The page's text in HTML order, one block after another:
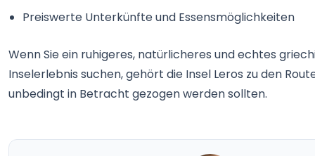
Preiswerte Unterkünfte und Essensmöglichkeiten
Wenn Sie ein ruhigeres, natürlicheres und echtes
Inselerlebnis suchen, gehört die Insel Leros zu den
unbedingt in Betracht gezogen werden sollten.